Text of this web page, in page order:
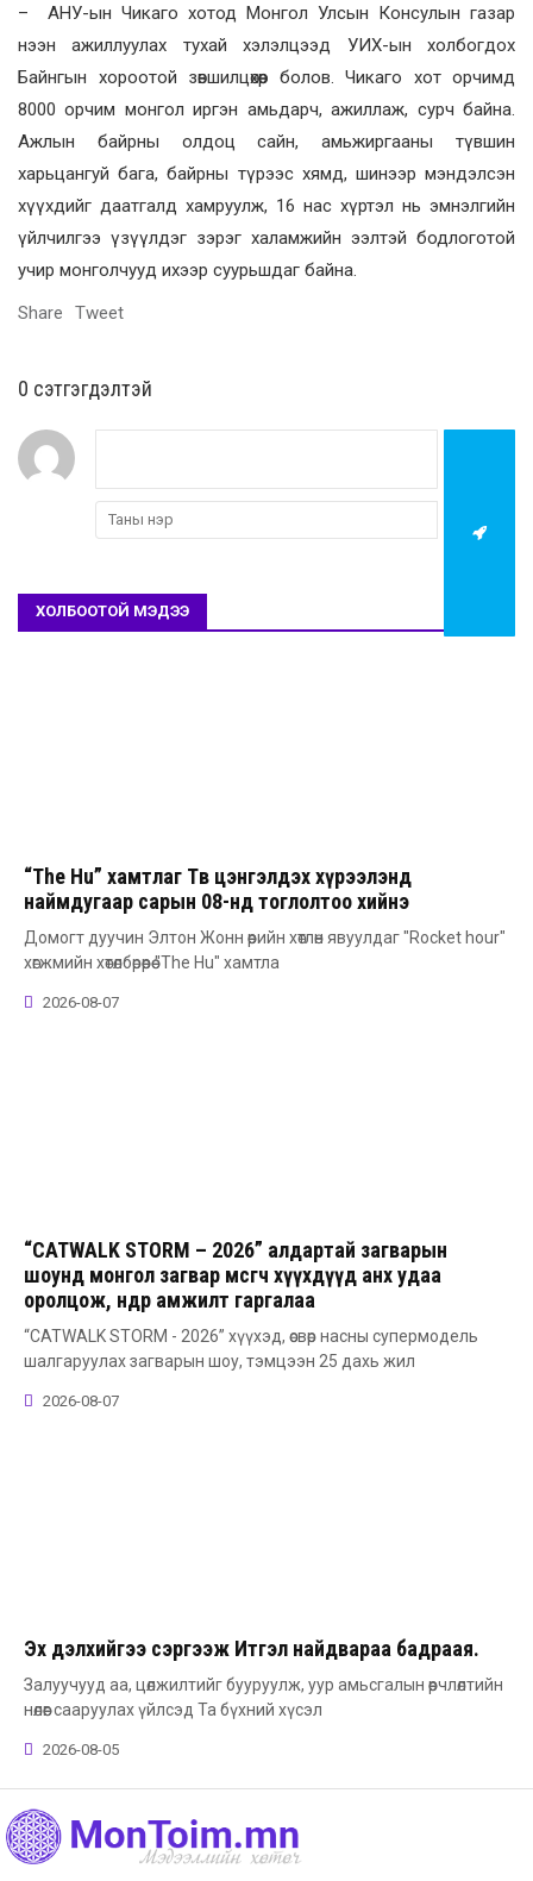
– АНУ-ын Чикаго хотод Монгол Улсын Консулын газар
нээн ажиллуулах тухай хэлэлцээд УИХ-ын холбогдох
Байнгын хороотой зөвшилцөхөөр болов. Чикаго хот орчимд
8000 орчим монгол иргэн амьдарч, ажиллаж, сурч байна.
Ажлын байрны олдоц сайн, амьжиргааны түвшин
харьцангуй бага, байрны түрээс хямд, шинээр мэндэлсэн
хүүхдийг даатгалд хамруулж, 16 нас хүртэл нь эмнэлгийн
үйлчилгээ үзүүлдэг зэрэг халамжийн ээлтэй бодлоготой
учир монголчууд ихээр суурьшдаг байна.
Share
Tweet
0 cэтгэгдэлтэй
ХОЛБООТОЙ МЭДЭЭ
“The Hu” хамтлаг Төв цэнгэлдэх хүрээлэнд
наймдугаар сарын 08-нд тоглолтоо хийнэ
Домогт дуучин Элтон Жонн өөрийн хөтлөн явуулдаг "Rocket hour"
хөгжмийн хөтөлбөрөөрөө "The Hu" хамтла
2026-08-07
“CATWALK STORM – 2026” алдартай загварын
шоунд монгол загвар өмсөгч хүүхдүүд анх удаа
оролцож, өндөр амжилт гаргалаа
“CATWALK STORM - 2026” хүүхэд, өсвөр насны супермодель
шалгаруулах загварын шоу, тэмцээн 25 дахь жил
2026-08-07
Эх дэлхийгээ сэргээж Итгэл найдвараа бадраая.
Залуучууд аа, цөлжилтийг бууруулж, уур амьсгалын өөрчлөлтийн
нөлөөг сааруулах үйлсэд Та бүхний хүсэл
2026-08-05